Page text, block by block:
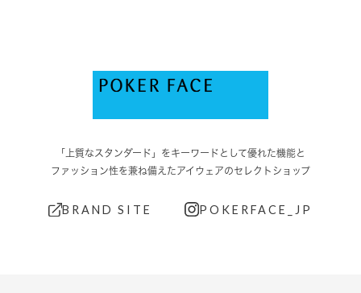
「上質なスタンダード」をキーワードとして優れた機能と
ファッション性を兼ね備えたアイウェアのセレクトショップ
BRAND SITE POKERFACE_JP